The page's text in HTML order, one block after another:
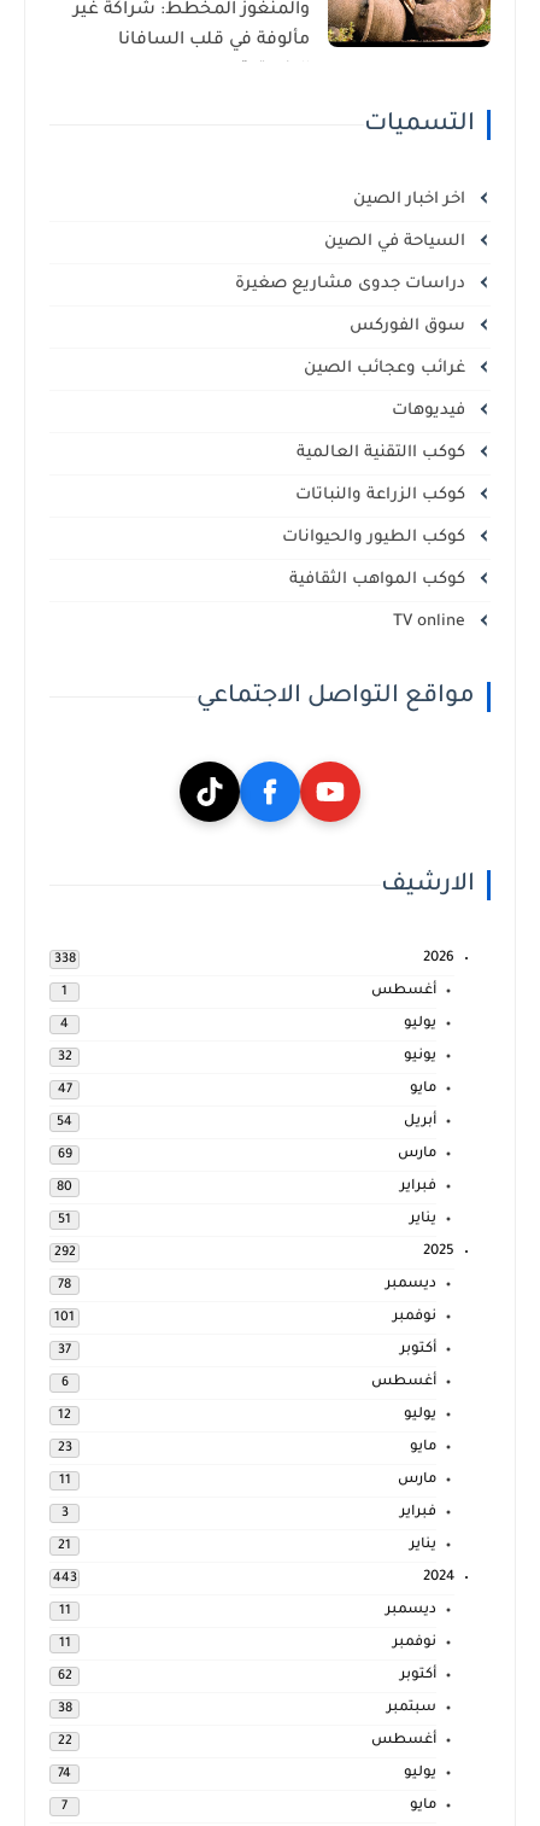
والمنغوز المخطط: شراكة غير
مألوفة في قلب السافانا
التسميات
اخر اخبار الصين
السياحة في الصين
دراسات جدوى مشاريع صغيرة
سوق الفوركس
غرائب وعجائب الصين
فيديوهات
كوكب االتقنية العالمية
كوكب الزراعة والنباتات
كوكب الطيور والحيوانات
كوكب المواهب الثقافية
مواقع التواصل الاجتماعي
الارشيف
2026
338
أغسطس 1
يوليو 4
يونيو 32
مايو 47
أبريل 54
مارس 69
فبراير 80
يناير 51
2025
292
ديسمبر 78
نوفمبر 101
أكتوبر 37
أغسطس 6
يوليو 12
مايو 23
مارس 11
فبراير 3
يناير 21
2024
443
ديسمبر 11
نوفمبر 11
أكتوبر 62
سبتمبر 38
أغسطس 22
يوليو 74
مايو 7